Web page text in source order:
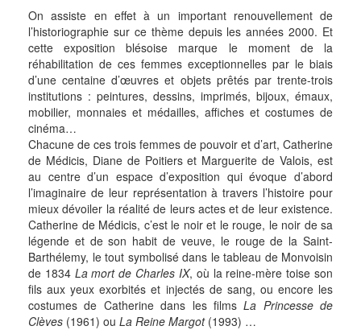
On assiste en effet à un important renouvellement de
l’historiographie sur ce thème depuis les années 2000. Et
cette exposition blésoise marque le moment de la
réhabilitation de ces femmes exceptionnelles par le biais
d’une centaine d’œuvres et objets prêtés par trente-trois
institutions : peintures, dessins, imprimés, bijoux, émaux,
mobilier, monnaies et médailles, affiches et costumes de
cinéma…
Chacune de ces trois femmes de pouvoir et d’art, Catherine
de Médicis, Diane de Poitiers et Marguerite de Valois, est
au centre d’un espace d’exposition qui évoque d’abord
l’imaginaire de leur représentation à travers l’histoire pour
mieux dévoiler la réalité de leurs actes et de leur existence.
Catherine de Médicis, c’est le noir et le rouge, le noir de sa
légende et de son habit de veuve, le rouge de la Saint-
Barthélemy, le tout symbolisé dans le tableau de Monvoisin
de 1834 La mort de Charles IX, où la reine-mère toise son
fils aux yeux exorbités et injectés de sang, ou encore les
costumes de Catherine dans les filmsLa Princesse de
Clèves (1961) ou La Reine Margot(1993) …